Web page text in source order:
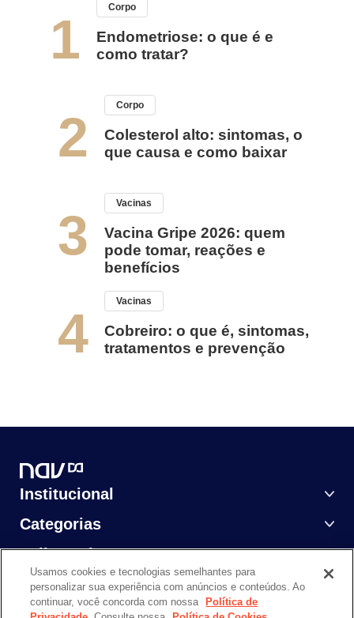
1
Corpo
Endometriose: o que é e
como tratar?
2
Corpo
Colesterol alto: sintomas, o
que causa e como baixar
3
Vacinas
Vacina Gripe 2026: quem
pode tomar, reações e
benefícios
4
Vacinas
Cobreiro: o que é, sintomas,
tratamentos e prevenção
Institucional
Categorias
Saiba Mais
Usamos cookies e tecnologias semelhantes para
personalizar sua experiência com anúncios e conteúdos. Ao
continuar, você concorda com nossa
Política de